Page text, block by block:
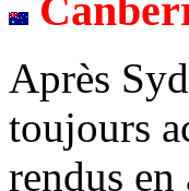
Après
toujours
rendus